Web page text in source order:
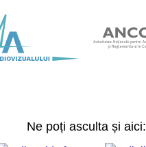
Ne poți asculta și aici: